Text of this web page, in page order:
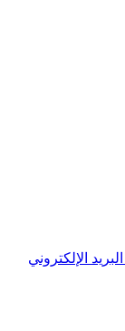
البريد الإلكتروني